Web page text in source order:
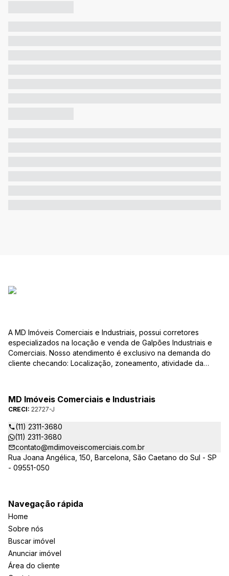
A MD Imóveis Comerciais e Industriais, possui corretores
especializados na locação e venda de Galpões Industriais e
Comerciais. Nosso atendimento é exclusivo na demanda do
cliente checando: Localização, zoneamento, atividade da
atender de verdade a sua necessidade!
MD Imóveis Comerciais e Industriais
CRECI: 22727-J
(11) 2311-3680
(11) 2311-3680
contato@mdimoveiscomerciais.com.br
Rua Joana Angélica, 150, Barcelona, São Caetano do Sul - SP
- 09551-050
Navegação rápida
Home
Sobre nós
Buscar imóvel
Anunciar imóvel
Área do cliente